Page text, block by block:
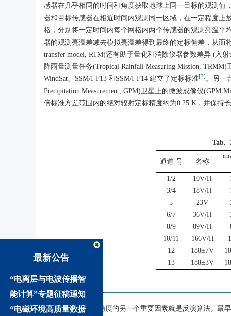
最新公告
“电离层与电波传播智
能计算”专题征稿通知
“电磁环境高质量数据
感器在几乎相同的时间和角度获取地球上同一目标的观测值
器和目标传感器在相近时间内观测同一区域，在一定程度上
格，分别将一定时间内每个网格内两个传感器的观测亮温平
器的观测亮温差减去模拟亮温差得到最终的定标偏差，从而
transfer model, RTM)还有助于量化和消除仪器参数差异 (入
降雨量测量任务(Tropical Rainfall Measuring Mission,
WindSat、SSM/I-F13 和SSM/I-F14 建立了定标标准[7] 。另一
Precipitation Measurement, GPM)卫星上的微波成像仪(GPM
倍标准方差范围内的绝对辐射定标精度约为0.25 K，并保持
Tab.
通道 号 名称
中
1/2
10V/H
3/4
18V/H
5
23V
6/7
36V/H
8/9
89V/H
10/11
166V/H
12
188±7V
13
188±3V
影响SST反演精度的另一个重要因素就是反演算法。最